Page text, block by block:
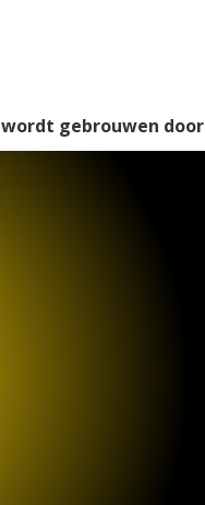
wordt gebrouwen door